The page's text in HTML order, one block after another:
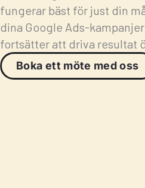
fungerar bäst för just din
dina Google Ads-
fortsätter att driva resultat
Boka ett möte med oss